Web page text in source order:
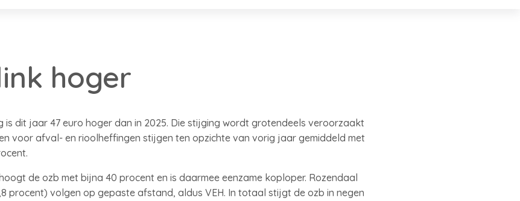
hoger
is dit jaar 47 euro hoger dan in 2025. Die stijging wordt grotendeels veroorzaakt
voor afval- en rioolheffingen stijgen ten opzichte van vorig jaar gemiddeld met
de ozb met bijna 40 procent en is daarmee eenzame koploper. Rozendaal
procent) volgen op gepaste afstand, aldus VEH. In totaal stijgt de ozb in negen